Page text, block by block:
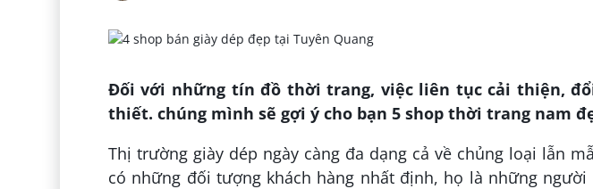
Đối với những tín đồ thời trang, việc liên tục cải thiện,
thiết. chúng mình sẽ gợi ý cho bạn 5 shop thời trang nam
Thị trường giày dép ngày càng đa dạng cả về chủng loại lẫn
có những đối tượng khách hàng nhất định, họ là những